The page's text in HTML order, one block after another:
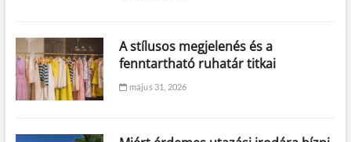
A stílusos megjelenés és a
fenntartható ruhatár titkai
május 31, 2026